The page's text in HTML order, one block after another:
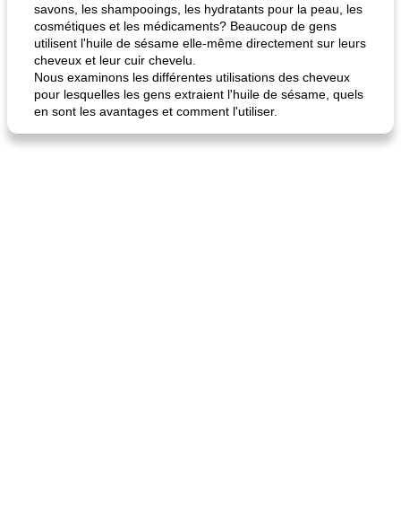
savons, les shampooings, les hydratants pour la peau, les
cosmétiques et les médicaments? Beaucoup de gens
utilisent l'huile de sésame elle-même directement sur leurs
cheveux et leur cuir chevelu.
Nous examinons les différentes utilisations des cheveux
pour lesquelles les gens extraient l'huile de sésame, quels
en sont les avantages et comment l'utiliser.